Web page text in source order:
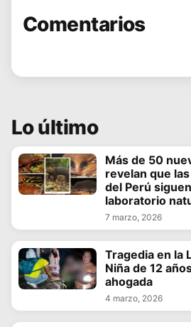
Comentarios
Lo último
Más de 50
revelan que
del Perú
laboratorio
7 marzo, 2026
Tragedia en la
Niña de 12
ahogada
4 marzo, 2026